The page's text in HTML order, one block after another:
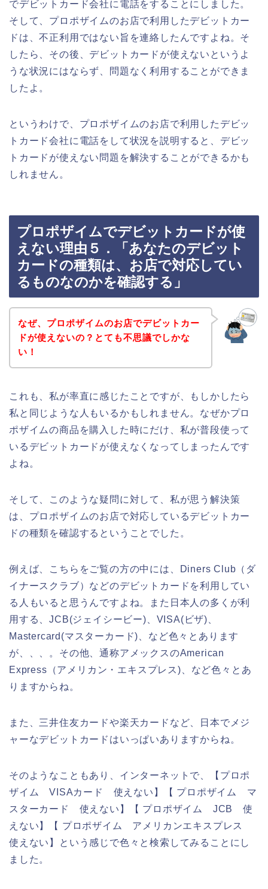
でデビットカード会社に電話をすることにしました。
そして、プロポザイムのお店で利用したデビットカー
ドは、不正利用ではない旨を連絡したんですよね。そ
したら、その後、デビットカードが使えないというよ
うな状況にはならず、問題なく利用することができま
したよ。
というわけで、プロポザイムのお店で利用したデビッ
トカード会社に電話をして状況を説明すると、デビッ
トカードが使えない問題を解決することができるかも
しれません。
プロポザイムでデビットカードが使
えない理由５．「あなたのデビット
カードの種類は、お店で対応してい
るものなのかを確認する」
なぜ、プロポザイムのお店でデビットカー
ドが使えないの？とても不思議でしかな
い！
これも、私が率直に感じたことですが、もしかしたら
私と同じような人もいるかもしれません。なぜかプロ
ポザイムの商品を購入した時にだけ、私が普段使って
いるデビットカードが使えなくなってしまったんです
よね。
そして、このような疑問に対して、私が思う解決策
は、プロポザイムのお店で対応しているデビットカー
ドの種類を確認するということでした。
例えば、こちらをご覧の方の中には、Diners Club（ダ
イナースクラブ）などのデビットカードを利用してい
る人もいると思うんですよね。また日本人の多くが利
用する、JCB(ジェイシービー)、VISA(ビザ)、
Mastercard(マスターカード)、など色々とあります
が、、、。その他、通称アメックスのAmerican
Express（アメリカン・エキスプレス)、など色々とあ
りますからね。
また、三井住友カードや楽天カードなど、日本でメジ
ャーなデビットカードはいっぱいありますからね。
そのようなこともあり、インターネットで、【プロポ
ザイム VISAカード 使えない】【 プロポザイム マ
スターカード 使えない】【 プロポザイム JCB 使
えない】【 プロポザイム アメリカンエキスプレス
使えない】という感じで色々と検索してみることにし
ました。